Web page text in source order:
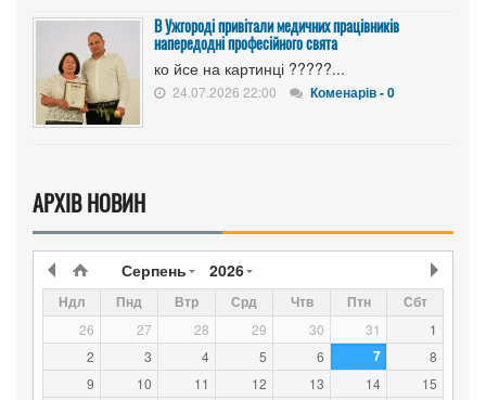
В Ужгороді привітали медичних працівників
напередодні професійного свята
ко йсе на картинці ?????...
24.07.2026 22:00 Коменарів - 0
АРХІВ НОВИН
Серпень 2026
Ндл Пнд Втр Срд Чтв Птн Сбт
26 27 28 29 30 31
1
2
3 4 5 6 7
8
9
10 11 12 13 14
15